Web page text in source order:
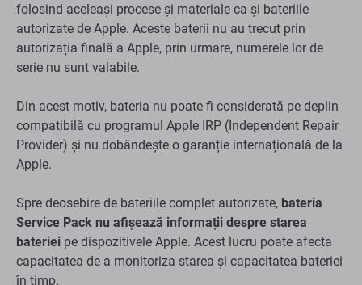
folosind aceleași procese și materiale ca și bateriile
autorizate de Apple. Aceste baterii nu au trecut prin
autorizația finală a Apple, prin urmare, numerele lor de
serie nu sunt valabile.
Din acest motiv, bateria nu poate fi considerată pe deplin
compatibilă cu programul Apple IRP (Independent Repair
Provider) și nu dobândește o garanție internațională de la
Apple.
Spre deosebire de bateriile complet autorizate, bateria
Service Pack nu afișează informații despre starea
bateriei pe dispozitivele Apple. Acest lucru poate afecta
capacitatea de a monitoriza starea și capacitatea bateriei
în timp.